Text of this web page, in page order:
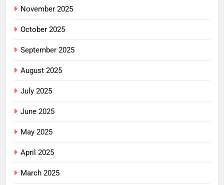
November 2025
October 2025
September 2025
August 2025
July 2025
June 2025
May 2025
April 2025
March 2025